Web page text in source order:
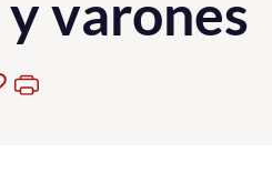
varones